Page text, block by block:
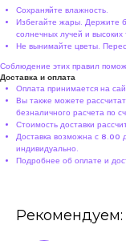
Сохраняйте влажность.
Избегайте жары. Держите
солнечных лучей и высоких
Не вынимайте цветы.
Соблюдение этих правил
Доставка и оплата
Оплата принимается на
Вы также можете
безналичного расчета по
Стоимость доставки
Доставка возможна с 8.00
индивидуально.
Подробнее об оплате и
Рекомендуем: